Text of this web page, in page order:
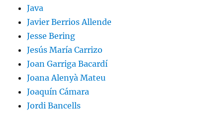
Java
Javier Berrios Allende
Jesse Bering
Jesús María Carrizo
Joan Garriga Bacardí
Joana Alenyà Mateu
Joaquín Cámara
Jordi Bancells